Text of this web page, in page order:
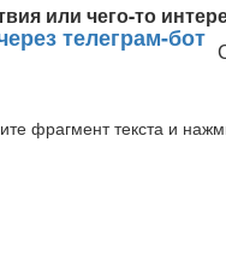
или чего-то
фрагмент текста и